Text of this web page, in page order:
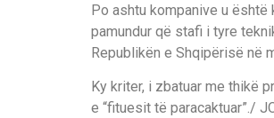
Po ashtu kompanive u
pamundur që stafi i tyre
Republikën e Shqipërisë në
Ky kriter, i zbatuar me thikë
e “fituesit të paracaktuar”./